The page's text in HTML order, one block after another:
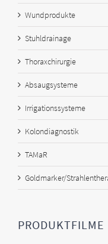
Wundprodukte
Stuhldrainage
Thoraxchirurgie
Absaugsysteme
Irrigationssysteme
Kolondiagnostik
TAMaR
Goldmarker/
PRODUKTFILME